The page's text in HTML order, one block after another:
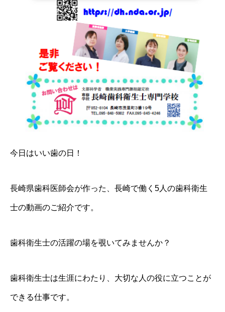
今日はいい歯の日！
長崎県歯科医師会が作った、長崎で働く5人の歯科衛生
士の動画のご紹介です。
歯科衛生士の活躍の場を覗いてみませんか？
歯科衛生士は生涯にわたり、大切な人の役に立つことが
できる仕事です。